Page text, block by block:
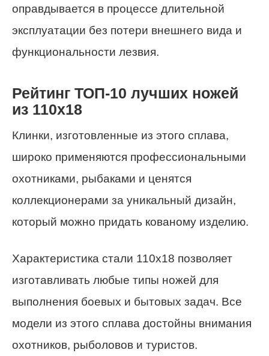
оправдывается в процессе длительной
эксплуатации без потери внешнего вида и
функциональности лезвия.
Рейтинг ТОП-10 лучших ножей
из 110х18
Клинки, изготовленные из этого сплава,
широко применяются профессиональными
охотниками, рыбаками и ценятся
коллекционерами за уникальный дизайн,
который можно придать кованому изделию.
Характеристика стали 110х18 позволяет
изготавливать любые типы ножей для
выполнения боевых и бытовых задач. Все
модели из этого сплава достойны внимания
охотников, рыболовов и туристов.